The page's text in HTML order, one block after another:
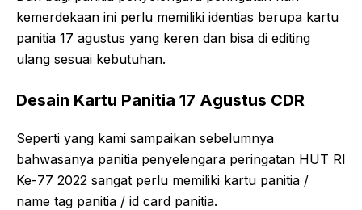
kemerdekaan ini perlu memiliki identias berupa kartu
panitia 17 agustus yang keren dan bisa di editing
ulang sesuai kebutuhan.
Desain Kartu Panitia 17 Agustus CDR
Seperti yang kami sampaikan sebelumnya
bahwasanya panitia penyelengara peringatan HUT RI
Ke-77 2022 sangat perlu memiliki kartu panitia /
name tag panitia / id card panitia.